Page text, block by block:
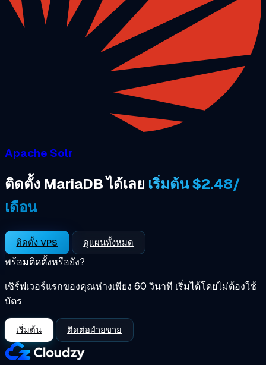
Apache Solr
ติดตั้ง MariaDB ได้เลย เริ่มต้น $2.48/
เดือน
ติดตั้ง VPS ดูแผนทั้งหมด
พร้อมติดตั้งหรือยัง?
เซิร์ฟเวอร์แรกของคุณห่างเพียง 60 วินาที เริ่มได้โดยไม่ต้องใช้
บัตร
เริ่มต้น ติดต่อฝ่ายขาย